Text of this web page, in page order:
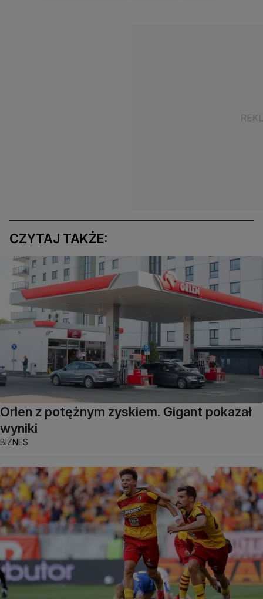
CZYTAJ TAKŻE:
Orlen z potężnym zyskiem. Gigant pokazał
wyniki
BIZNES